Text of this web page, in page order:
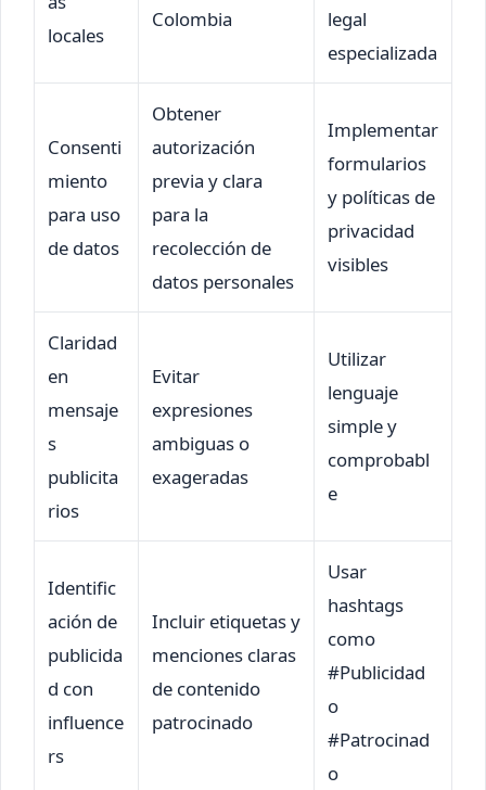
locales
Colombia
legal
especializada
Consenti
miento
para uso
de datos
Obtener
autorización
previa y clara
para la
recolección de
datos personales
Implementar
formularios
y políticas de
privacidad
visibles
Claridad
en
mensaje
s
publicita
rios
Evitar
expresiones
ambiguas o
exageradas
Utilizar
lenguaje
simple y
comprobabl
e
Identific
ación de
publicida
d con
influence
rs
Incluir etiquetas y
menciones claras
de contenido
patrocinado
Usar
hashtags
como
#Publicidad
o
#Patrocinad
o